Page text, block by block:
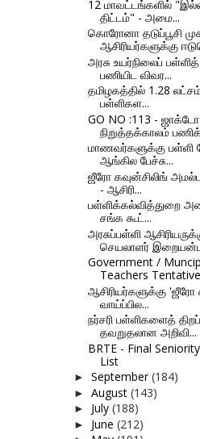
12 மாவட்டங்களில்
திட்டம்" - அமை...
கொரோனா தடுப்பூசி
ஆசிரியர்களுக்கு
அரசு உயர்நிலைப்
பணியிட விவர...
தமிழகத்தில் 1.28
பள்ளிகள...
GO NO :113 -
நிறுத்தக்காலம்
மாணவர்களுக்கு பள்ளி
ஆங்கில பேச்சு...
ஜீரோ கவுன்சிலிங்
- ஆசிரி...
பள்ளிக்கல்வித்துறை
சங்க கூட்...
அரசுப்பள்ளி
செயலாளர்
Government /
Teachers
ஆசிரியர்களுக்கு 'ஜீரோ
வாய்ப்பில...
நர்சரி பள்ளிகளைத்
தவறுதலான அறிவி...
BRTE - Final
List
► September(184)
► August (143)
► July (188)
► June (212)